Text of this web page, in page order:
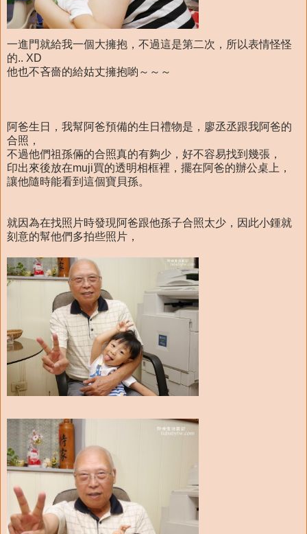
一進門就給我一個大擁抱，不過這是第二次，所以表情怪怪
的.. XD
他也不吝嗇的給姑丈擁抱喲～～～
阿爸生日，我幫阿爸預備的生日禮物是，廖丞丞跟我阿爸的
合照，
不過他們祖孫倆的合照真的有夠少，好不容易找到幾張，
印出來後放在muji買的透明相框裡，擺在阿爸的辦公桌上，
讓他隨時能看到這個寶貝孫。
就因為在找照片時發現阿爸跟他孫子合照太少，因此小鍾就
刻意的幫他們多拍些照片，